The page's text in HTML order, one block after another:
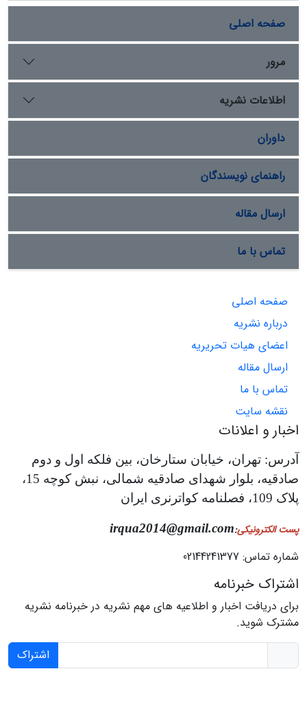
صفحه اصلی
مرور
اطلاعات نشریه
داوران
راهنمای نویسندگان
ارسال مقاله
تماس با ما
صفحه اصلی
درباره نشریه
اعضای هیات تحریریه
ارسال مقاله
تماس با ما
نقشه سایت
اخبار و اعلانات
آدرس: تهران، خیابان ستارخان، بین فلکه اول و دوم
صادقیه، بلوار شهدای صادقیه شمالی، نبش کوچه 15،
پلاک 109، فصلنامه کواترنری ایران
پست الکترونیکی:
irqua2014@gmail.com
شماره تماس: 02144241377
اشتراک خبرنامه
برای دریافت اخبار و اطلاعیه های مهم نشریه در خبرنامه نشریه
مشترک شوید.
اشتراک